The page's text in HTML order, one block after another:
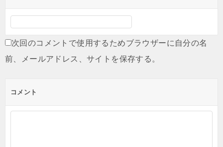
次回のコメントで使用するためブラウザーに自分の名
前、メールアドレス、サイトを保存する。
コメント